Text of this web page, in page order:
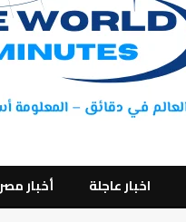
اخبار عاجلة أخبار مصر